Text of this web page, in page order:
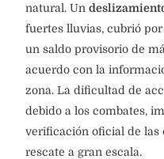
natural. Un
fuertes lluvias, cubrió
un saldo provisorio de
acuerdo con la
zona. La dificultad de
debido a los combates,
verificación oficial de las
rescate a gran escala.